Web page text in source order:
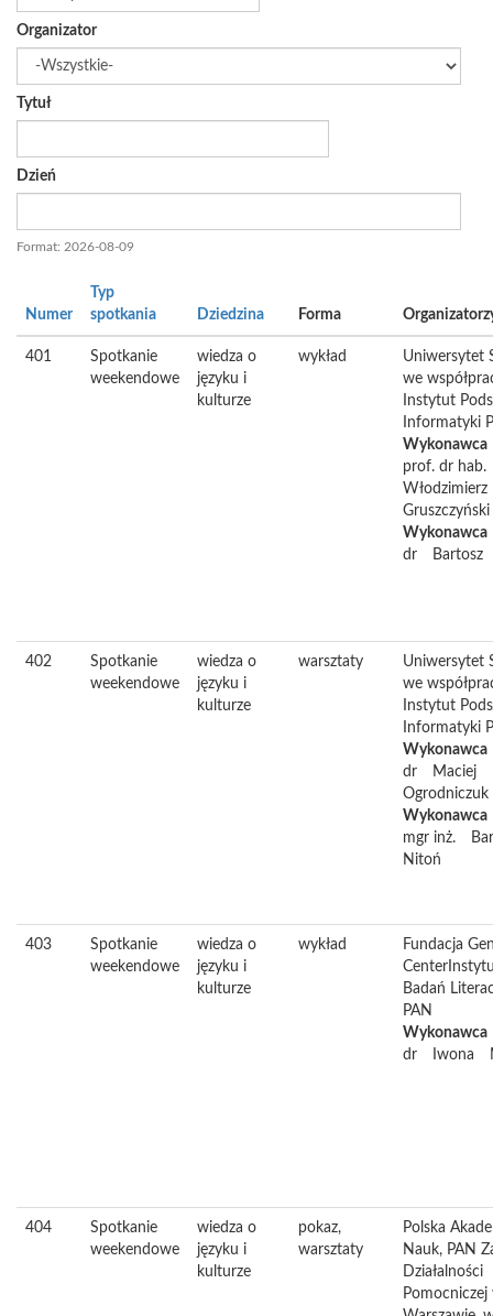
Organizator
Tytuł
Dzień
Format: 2026-08-09
Numer
Typ
spotkania
Dziedzina Forma
401
Spotkanie
weekendowe
wiedza o
języku i
kulturze
wykład
Uniwersytet
we
Instytut
Informatyki
Wykonawca
prof. dr hab.
Włodzimierz
Gruszczyński
Wykonawca
dr
Bartosz
402
Spotkanie
weekendowe
wiedza o
języku i
kulturze
warsztaty
Uniwersytet
we
Instytut
Informatyki
Wykonawca
dr
Maciej
Ogrodniczuk
Wykonawca
mgr inż.
Nitoń
403
Spotkanie
weekendowe
wiedza o
języku i
kulturze
wykład
Fundacja
Badań
PAN
Wykonawca
dr
Iwona
404
Spotkanie
weekendowe
wiedza o
języku i
kulturze
pokaz,
warsztaty
Polska
Nauk, PAN
Działalności
Pomocniczej